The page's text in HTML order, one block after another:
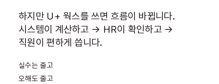
하지만 U+ 웍스를 쓰면 흐름이 바뀝니다.
시스템이 계산하고 → HR이 확인하고 →
직원이 편하게 씁니다.
실수는 줄고
오해도 줄고